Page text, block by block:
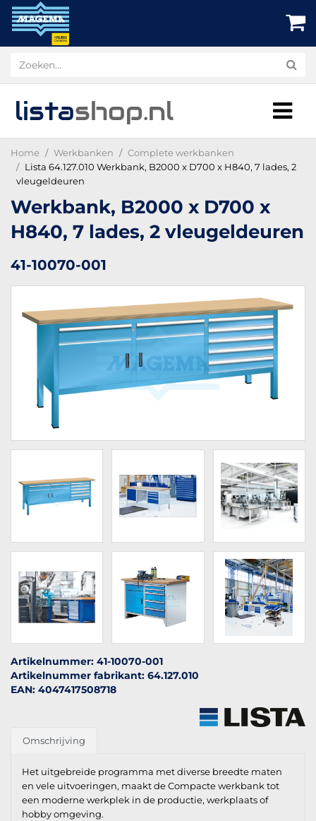
listashop.nl
Home Werkbanken
Complete werkbanken
Lista 64.127.010 Werkbank, B2000 x D700 x H840, 7 lades, 2
vleugeldeuren
Werkbank, B2000 x D700 x
H840, 7 lades, 2 vleugeldeuren
41-10070-001
Artikelnummer: 41-10070-001
Artikelnummer fabrikant: 64.127.010
EAN: 4047417508718
Omschrijving
Het uitgebreide programma met diverse breedte maten
en vele uitvoeringen, maakt de Compacte werkbank tot
een moderne werkplek in de productie, werkplaats of
hobby omgeving.